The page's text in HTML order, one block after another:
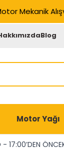
Mekanik
Blog
Motor Yağı
- 17:00’DEN